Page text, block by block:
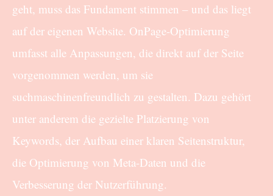
geht, muss das Fundament stimmen – und das liegt
auf der eigenen Website. OnPage-Optimierung
umfasst alle Anpassungen, die direkt auf der Seite
vorgenommen werden, um sie
suchmaschinenfreundlich zu gestalten. Dazu gehört
unter anderem die gezielte Platzierung von
Keywords, der Aufbau einer klaren Seitenstruktur,
die Optimierung von Meta-Daten und die
Verbesserung der Nutzerführung.